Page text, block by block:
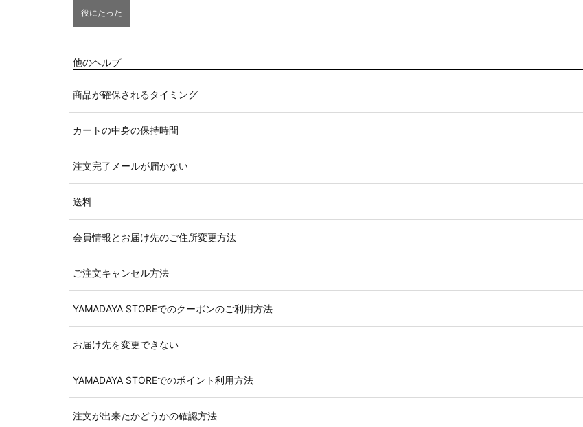
役にたった
他のヘルプ
商品が確保されるタイミング
カートの中身の保持時間
注文完了メールが届かない
送料
会員情報とお届け先のご住所変更方法
ご注文キャンセル方法
YAMADAYA STOREでのクーポンのご利用方法
お届け先を変更できない
YAMADAYA STOREでのポイント利用方法
注文が出来たかどうかの確認方法